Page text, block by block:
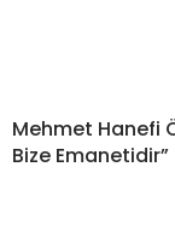
Mehmet Hanefi
Bize Emanetidir”